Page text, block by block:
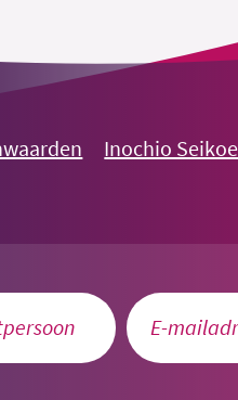
Inochio